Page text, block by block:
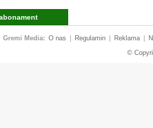
Gremi Media: O nas Regulamin Reklama
©